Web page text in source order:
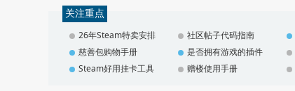
关注重点
26年Steam特卖安排 社区帖子代码指南
慈善包购物手册
是否拥有游戏的插件
Steam好用挂卡工具
赠楼使用手册